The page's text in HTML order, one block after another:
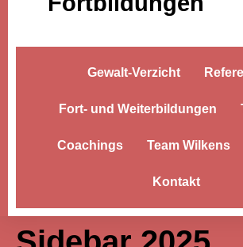
Gewalt-Verzicht
Fort- und Weiterbildungen
Coachings Team Wilkens
Kontakt